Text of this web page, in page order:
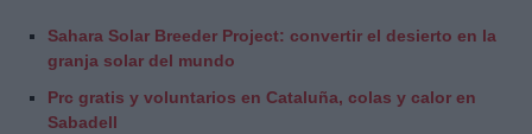
Sahara Solar Breeder Project: convertir el desierto en la
granja solar del mundo
Prc gratis y voluntarios en Cataluña, colas y calor en
Sabadell